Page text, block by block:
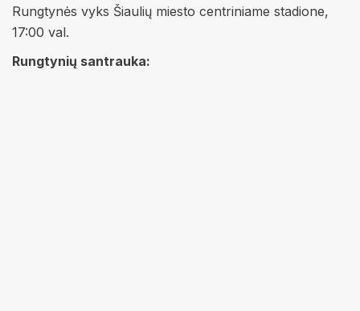
Rungtynės vyks Šiaulių miesto centriniame stadione,
17:00 val.
Rungtynių santrauka: